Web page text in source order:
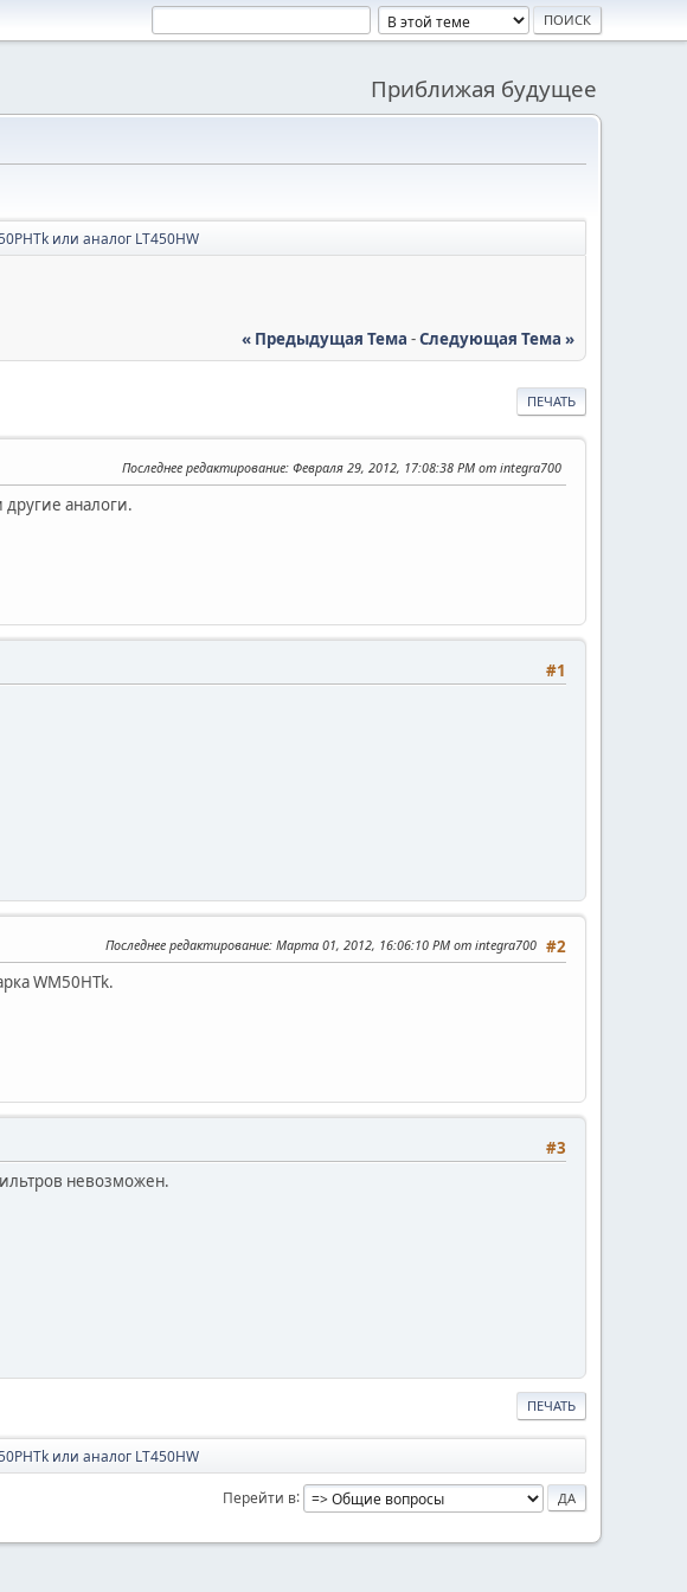
Приближая будущее
или аналог LT450HW
« Предыдущая Тема -Следующая Тема »
ПЕЧАТЬ
Последнее редактирование: Февраля 29, 2012, 17:08:38 PM от integra700
аналоги.
#1
#2
Последнее редактирование: Марта 01, 2012, 16:06:10 PM от integra700
WM50HTk.
#3
невозможен.
ПЕЧАТЬ
или аналог LT450HW
Перейти в